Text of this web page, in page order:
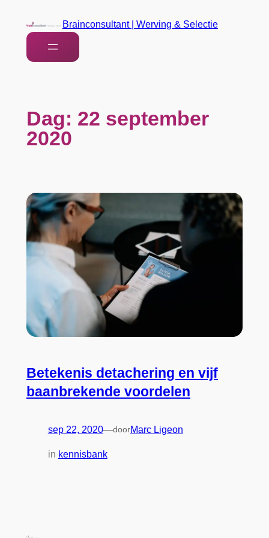
Brainconsultant | Werving & Selectie
Dag: 22 september
2020
Betekenis detachering en vijf
baanbrekende voordelen
sep 22, 2020—doorMarc Ligeon
in kennisbank